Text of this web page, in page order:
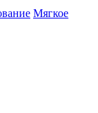
Мягкое